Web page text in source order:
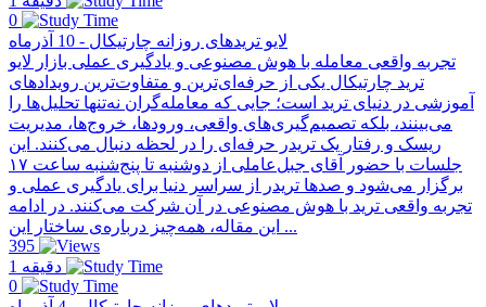
0
لایو تریدهای روزانه چارتیکال - 10 آذرماه
تجربه واقعی معامله با هوش مصنوعی و یادگیری عملی بازار لایو
ترید چارتیکال یکی از حرفه‌ای‌ترین و متفاوت‌ترین رویدادهای
آموزشی در دنیای ترید است؛ جایی که معامله‌گران نه‌تنها تحلیل‌ها را
می‌بینند، بلکه تصمیم‌گیری‌های واقعی، ورودها، خروج‌ها، مدیریت
ریسک و رفتار یک تریدر حرفه‌ای را در لحظه دنبال می‌کنند. این
جلسات با حضور آقای جبل‌عاملی از دو‌شنبه تا پنج‌شنبه ساعت ۱۷
برگزار می‌شود و صدها تریدر از سراسر دنیا برای یادگیری عملی و
تجربه واقعی ترید با هوش مصنوعی در آن شرکت می‌کنند. در ادامه
این مقاله، همه‌چیز درباره‌ی ساختار این ...
395
1 دقیقه
0